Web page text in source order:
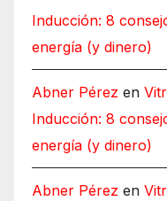
Inducción: 8
energía (y dinero)
Abner Pérez en
Inducción: 8
energía (y dinero)
Abner Pérez en